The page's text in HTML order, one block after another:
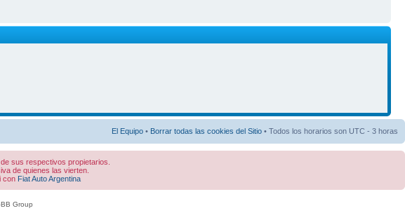
El Equipo • Borrar todas las cookies del Sitio • Todos los horarios son UTC - 3 horas
sus respectivos propietarios.
de quienes las vierten.
con Fiat Auto Argentina
Group